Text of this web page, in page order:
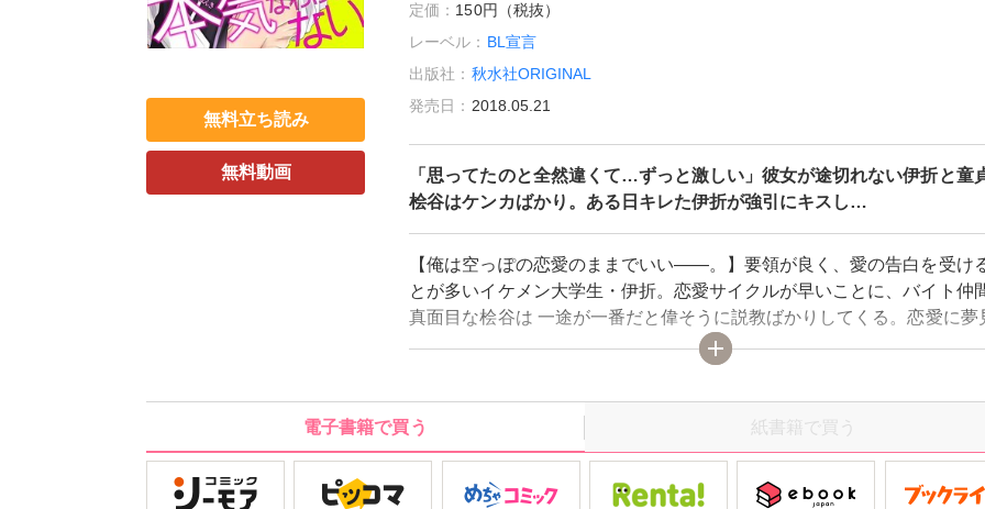
無料立ち読み
無料動画
定価： 150円（税抜）
レーベル： BL宣言
出版社： 秋水社ORIGINAL
発売日： 2018.05.21
「思ってたのと全然違くて…ずっと激しい」彼女が途切れない伊折と童
桧谷はケンカばかり。ある日キレた伊折が強引にキスし…
【俺は空っぽの恋愛のままでいい――。】要領が良く、愛の告白を受け
とが多いイケメン大学生・伊折。恋愛サイクルが早いことに、バイト仲
真面目な桧谷は 一途が一番だと偉そうに説教ばかりしてくる。恋愛に夢
童貞にうんざりしていた伊折だったが、彼が不毛な片思いをしている事
なぜかイライラ…。そんなある日、彼女に振られた伊折は桧谷に「自業自
て、キレた伊折は無理やりキスを仕掛ける！！「そんなに良かった？」
膨らませた桧谷に意地悪く笑いかけ、さらにズボンに手をかけるが…！
電子書籍で買う 紙書籍で買う